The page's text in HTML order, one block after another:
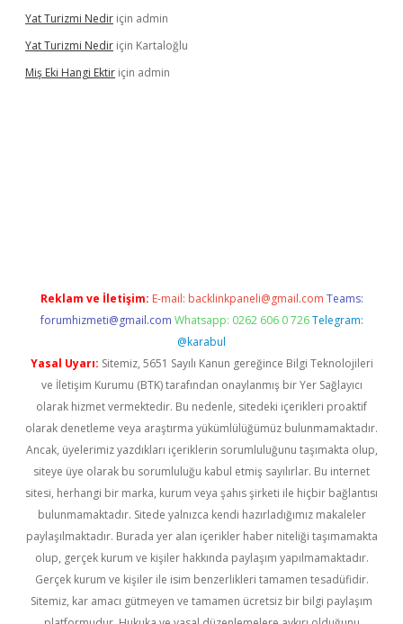
Yat Turizmi Nedir için admin
Yat Turizmi Nedir için Kartaloğlu
Miş Eki Hangi Ektir için admin
Reklam ve İletişim: E-mail: backlinkpaneli@gmail.com Teams:
forumhizmeti@gmail.com Whatsapp: 0262 606 0 726 Telegram:
@karabul
Yasal Uyarı: Sitemiz, 5651 Sayılı Kanun gereğince Bilgi Teknolojileri
ve İletişim Kurumu (BTK) tarafından onaylanmış bir Yer Sağlayıcı
olarak hizmet vermektedir. Bu nedenle, sitedeki içerikleri proaktif
olarak denetleme veya araştırma yükümlülüğümüz bulunmamaktadır.
Ancak, üyelerimiz yazdıkları içeriklerin sorumluluğunu taşımakta olup,
siteye üye olarak bu sorumluluğu kabul etmiş sayılırlar. Bu internet
sitesi, herhangi bir marka, kurum veya şahıs şirketi ile hiçbir bağlantısı
bulunmamaktadır. Sitede yalnızca kendi hazırladığımız makaleler
paylaşılmaktadır. Burada yer alan içerikler haber niteliği taşımamakta
olup, gerçek kurum ve kişiler hakkında paylaşım yapılmamaktadır.
Gerçek kurum ve kişiler ile isim benzerlikleri tamamen tesadüfidir.
Sitemiz, kar amacı gütmeyen ve tamamen ücretsiz bir bilgi paylaşım